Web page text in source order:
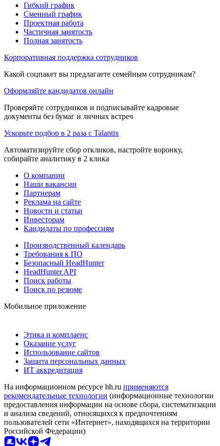
Гибкий график
Сменный график
Проектная работа
Частичная занятость
Полная занятость
Корпоративная поддержка сотрудников
Какой соцпакет вы предлагаете семейным сотрудникам?
Оформляйте кандидатов онлайн
Проверяйте сотрудников и подписывайте кадровые
документы без бумаг и личных встреч
Ускорьте подбор в 2 раза с Talantix
Автоматизируйте сбор откликов, настройте воронку,
собирайте аналитику в 2 клика
О компании
Наши вакансии
Партнерам
Реклама на сайте
Новости и статьи
Инвесторам
Кандидаты по профессиям
Производственный календарь
Требования к ПО
Безопасный HeadHunter
HeadHunter API
Поиск работы
Поиск по резюме
Мобильное приложение
Этика и комплаенс
Оказание услуг
Использование сайтов
Защита персональных данных
ИТ аккредитация
На информационном ресурсе hh.ru применяются
рекомендательные технологии (информационные технологии
предоставления информации на основе сбора, систематизации
и анализа сведений, относящихся к предпочтениям
пользователей сети «Интернет», находящихся на территории
Российской Федерации)